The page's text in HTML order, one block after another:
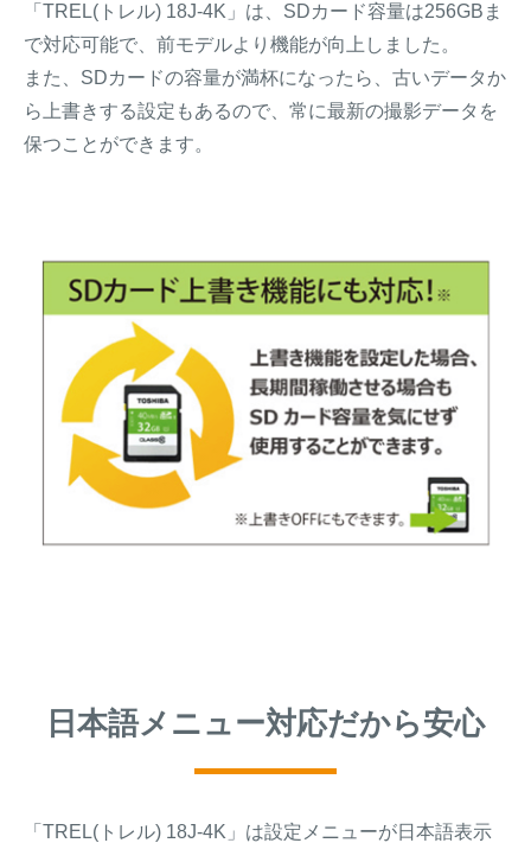
「TREL(トレル) 18J-4K」は、SDカード容量は256GBま
で対応可能で、前モデルより機能が向上しました。
また、SDカードの容量が満杯になったら、古いデータか
ら上書きする設定もあるので、常に最新の撮影データを
保つことができます。
日本語メニュー対応だから安心
「TREL(トレル) 18J-4K」は設定メニューが日本語表示